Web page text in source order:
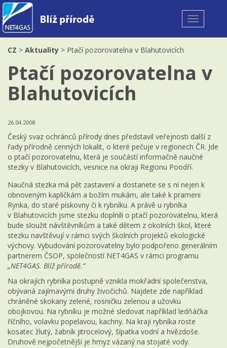
Toggle
navigation
CZ > Aktuality > Ptačí pozorovatelna v Blahutovicích
Ptačí pozorovatelna v
Blahutovicích
26.04.2008
Český svaz ochránců přírody dnes představil veřejnosti další z
řady přírodně cenných lokalit, o které pečuje v regionech ČR. Jde
o ptačí pozorovatelnu, která je součástí informačně naučné
stezky v Blahutovicích, vesnice na okraji Regionu Poodří.
Naučná stezka má pět zastavení a dostanete se s ní nejen k
obnoveným kapličkám a božím mukám, ale také k prameni
Rynka, do staré pískovny či k rybníku. A právě u rybníka
v Blahutovicích jsme stezku doplnili o ptačí pozorovatelnu, která
bude sloužit návštěvníkům a také dětem z okolních škol, které
stezku navštěvují v rámci svých školních projektů ekologické
výchovy. Vybudování pozorovatelny bylo podpořeno generálním
partnerem ČSOP, společností NET4GAS v rámci programu
„NET4GAS. Blíž přírodě.“
Na okrajích rybníka postupně vznikla mokřadní společenstva,
obývaná zajímavými druhy živočichů. Najdete zde například
chráněné skokany zelené, rosničku zelenou a užovku
obojkovou. Na rybníku je možné sledovat například ledňáčka
říčního, volavku popelavou, kachny. Na kraji rybníka roste
kosatec žlutý, žabník jitrocelový, šípatka vodní a hvězdoše.
Druhově nejpočetnější je hmyz vázaný na stojaté vody.